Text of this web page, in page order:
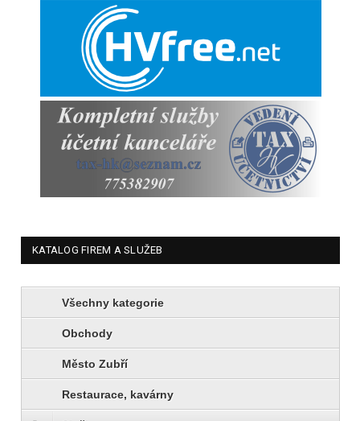
KATALOG FIREM A SLUŽEB
Všechny kategorie
Obchody
Město Zubří
Restaurace, kavárny